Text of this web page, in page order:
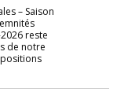
– Saison
reste
de notre